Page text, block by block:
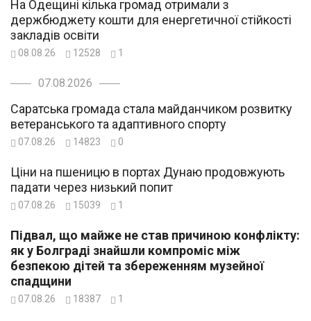
На Одещині кілька громад отримали з
держбюджету кошти для енергетичної стійкості
закладів освіти
08.08.26 12528 1
07.08.2026
Саратська громада стала майданчиком розвитку
ветеранського та адаптивного спорту
07.08.26 14823 0
Ціни на пшеницю в портах Дунаю продовжують
падати через низький попит
07.08.26 15039 1
Підвал, що майже не став причиною конфлікту:
як у Болграді знайшли компроміс між
безпекою дітей та збереженням музейної
спадщини
07.08.26 18387 1